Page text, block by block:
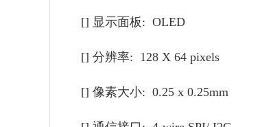
[] 显示面板: OLED
[] 分辨率: 128 X 64 pixels
[] 像素大小: 0.25 x 0.25mm